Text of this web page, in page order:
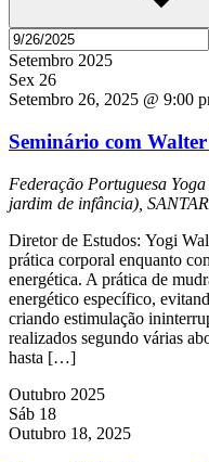
Setembro 2025
Sex 26
Setembro 26, 2025 @ 9:00
Seminário com
Federação Portuguesa Yoga
jardim de infância),
Diretor de Estudos: Yogi
prática corporal enquanto
energética. A prática de
energético específico,
criando estimulação
realizados segundo várias
hasta […]
Outubro 2025
Sáb 18
Outubro 18, 2025